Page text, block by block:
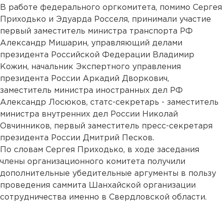
В работе федерального оргкомитета, помимо Сергея
Приходько и Эдуарда Росселя, принимали участие
первый заместитель министра транспорта РФ
Александр Мишарин, управляющий делами
президента Российской Федерации Владимир
Кожин, начальник Экспертного управления
президента России Аркадий Дворкович,
заместитель министра иностранных дел РФ
Александр Лосюков, статс-секретарь - заместитель
министра внутренних дел России Николай
Овчинников, первый заместитель пресс-секретаря
президента России Дмитрий Песков.
По словам Сергея Приходько, в ходе заседания
члены организационного комитета получили
дополнительные убедительные аргументы в пользу
проведения саммита Шанхайской организации
сотрудничества именно в Свердловской области.